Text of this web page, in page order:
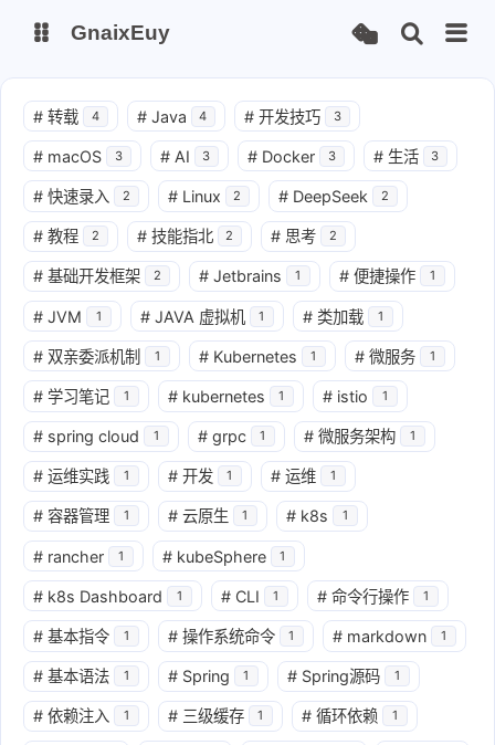
主页
站点运行监测 Nas私有云
it-tools工具集 ChatGPT-Next
爱国学习平台(暂时关闭) LobeHub 智能AI聚合站
GnaixEuy
# 转载 4 # Java 4 # 开发技巧 3
# macOS 3 # AI 3 # Docker 3 # 生活 3
# 快速录入 2 # Linux 2 # DeepSeek 2
# 教程 2 # 技能指北 2 # 思考 2
# 基础开发框架 2 # Jetbrains 1 # 便捷操作 1
# JVM 1 # JAVA 虚拟机 1 # 类加载 1
# 双亲委派机制 1 # Kubernetes 1 # 微服务 1
# 学习笔记 1 # kubernetes 1 # istio 1
# spring cloud 1 # grpc 1 # 微服务架构 1
# 运维实践 1 # 开发 1 # 运维 1
# 容器管理 1 # 云原生 1 # k8s 1
# rancher 1 # kubeSphere 1
# k8s Dashboard 1 # CLI 1 # 命令行操作 1
# 基本指令 1 # 操作系统命令 1 # markdown 1
# 基本语法 1 # Spring 1 # Spring源码 1
# 依赖注入 1 # 三级缓存 1 # 循环依赖 1